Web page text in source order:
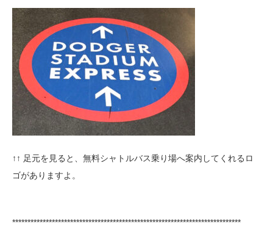
↑↑ 足元を見ると、無料シャトルバス乗り場へ案内してくれるロ
ゴがありますよ。
***************************************************************************